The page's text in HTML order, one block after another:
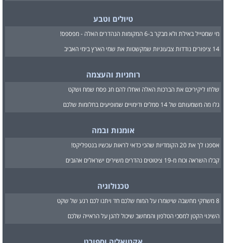
טיולים וטבע
מי שמטייל באילת ולא מבקר ב-6 המקומות הנהדרים האלה - מפספס!
14 ציפורים נודדות צבעוניות שמקשטות את שמי הארץ בימי האביב
רוחניות והעצמה
שלחו ליקיריכם את הברכות האלה ואחלו להם חג פסח שמח ושקט
גלו מה משמעותם של 14 סמלים ודימויים שמופיעים בחלומות שלכם
אומנות ובמה
אספנו לך את 20 הקומדיות שהכי כדאי לראות עכשיו בנטפליקס!
קבלו השראה וכוח מ-19 ציטוטים נהדרים משירים ישראלים אהובים
טכנולוגיה
8 משחקי מחשבה שישמרו על המוח שלכם חד ויתנו לכם רגע של שקט
השינוי הקטן למסכי הטלפון והמחשב שיכול להגן על הראייה שלכם